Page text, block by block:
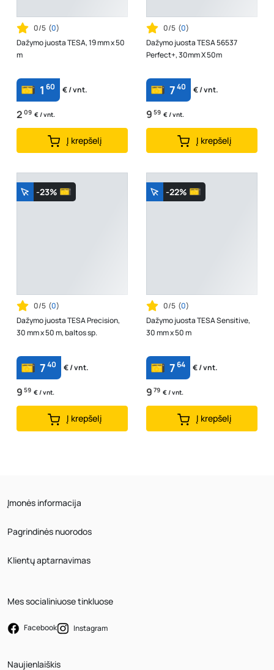
0/5 (0)
Dažymo juosta TESA, 19 mm x 50
m
1 60 € / vnt.
2 09 € / vnt.
Į krepšelį
0/5 (0)
Dažymo juosta TESA 56537
Perfect+, 30mm X 50m
740 € / vnt.
9 59 € / vnt.
Į krepšelį
-23%
0/5 (0)
Dažymo juosta TESA Precision,
30 mm x 50 m, baltos sp.
740 € / vnt.
9 59 € / vnt.
Į krepšelį
-22%
0/5 (0)
Dažymo juosta TESA Sensitive,
30 mm x 50 m
764 € / vnt.
9 79 € / vnt.
Į krepšelį
Įmonės informacija
Pagrindinės nuorodos
Klientų aptarnavimas
Mes socialiniuose tinkluose
Facebook Instagram
Naujienlaiškis